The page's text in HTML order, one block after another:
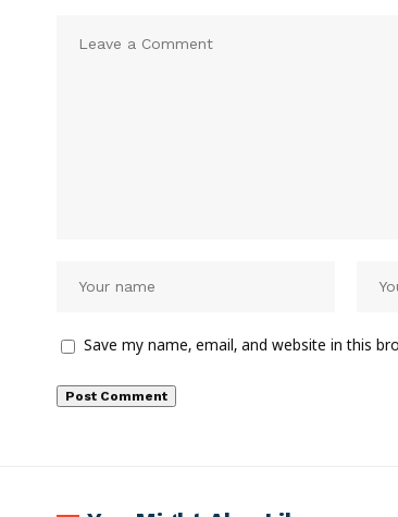
Save my name, email, and website in this